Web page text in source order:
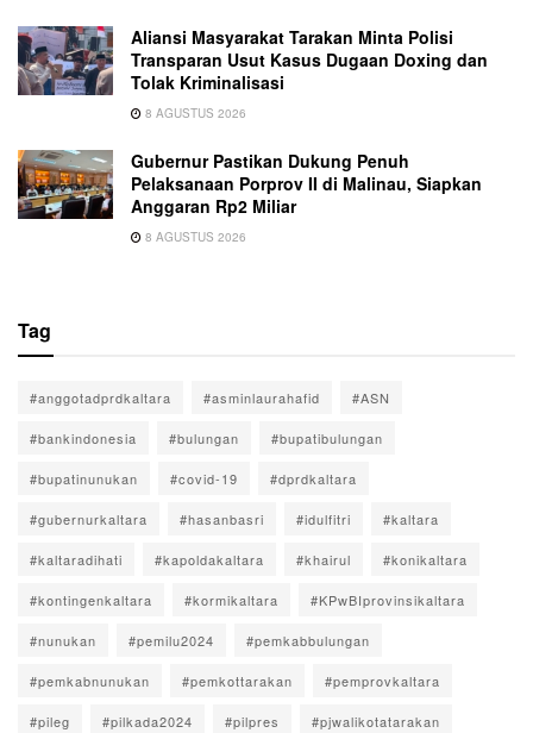
Aliansi Masyarakat Tarakan Minta Polisi
Transparan Usut Kasus Dugaan Doxing dan
Tolak Kriminalisasi
8 AGUSTUS 2026
Gubernur Pastikan Dukung Penuh
Pelaksanaan Porprov II di Malinau, Siapkan
Anggaran Rp2 Miliar
8 AGUSTUS 2026
Tag
#anggotadprdkaltara #asminlaurahafid #ASN
#bankindonesia #bulungan #bupatibulungan
#bupatinunukan #covid-19 #dprdkaltara
#gubernurkaltara #hasanbasri #idulfitri #kaltara
#kaltaradihati #kapoldakaltara #khairul #konikaltara
#kontingenkaltara #kormikaltara #KPwBIprovinsikaltara
#nunukan #pemilu2024 #pemkabbulungan
#pemkabnunukan #pemkottarakan #pemprovkaltara
#pileg #pilkada2024 #pilpres #pjwalikotatarakan